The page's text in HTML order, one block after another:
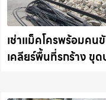
เช่าแม็คโครพร้อมคน
เคลียร์พื้นที่รกร้าง ขุ